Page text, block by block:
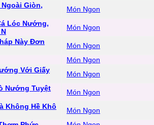
Giòn,
Món Ngon
Lóc Nướng,
Món Ngon
Này Đơn
Món Ngon
Món Ngon
Với Giấy
Món Ngon
Nướng Tuyệt
Món Ngon
Không Hề Khô
Món Ngon